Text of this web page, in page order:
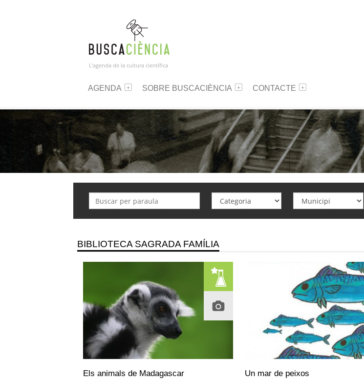
L’agenda de la cultura científica
AGENDA SOBRE BUSCACIÈNCIA CONTACTE
BIBLIOTECA SAGRADA FAMÍLIA
Els animals de Madagascar Un mar de peixos